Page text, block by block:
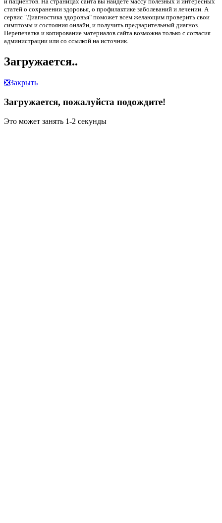
статей о сохранении здоровья, о профилактике заболеваний и лечении. А
сервис "Диагностика здоровья" поможет всем желающим проверить свои
симптомы и состояния онлайн, и получить предварительный диагноз.
Перепечатка и копирование материалов сайта возможна только с согласия
администрации или со ссылкой на источник.
Загружается..
❎Закрыть
Загружается, пожалуйста подождите!
Это может занять 1-2 секунды